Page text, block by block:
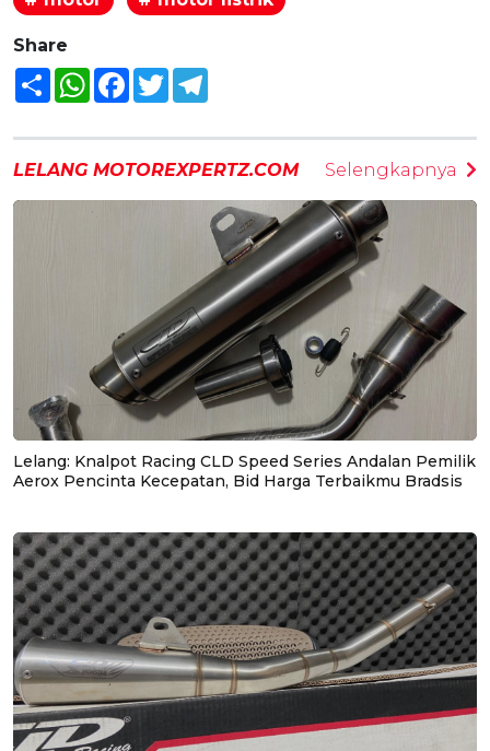
Share
Share WhatsAppFacebook
Twitter
LELANG MOTOREXPERTZ.COM Selengkapnya
Lelang: Knalpot Racing CLD Speed Series Andalan Pemilik
Aerox Pencinta Kecepatan, Bid Harga Terbaikmu Bradsis